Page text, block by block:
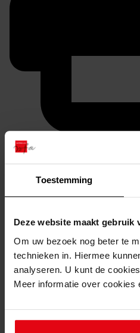
Toestemming
Deze website maakt gebruik
Om uw bezoek nog beter te
technieken in. Hiermee
analyseren. U kunt de
Meer informatie over
Printen
duurzaam webadres
Inventaris
7003 - 8108
8073 Plaatsen van twee
2000